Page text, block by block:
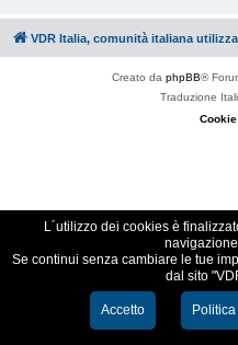
VDR Italia, comunità italiana
Creato da phpBB®
Traduzione
L´utilizzo dei cookies è
Se continui senza cambiare le tue
dal sito
Accetto